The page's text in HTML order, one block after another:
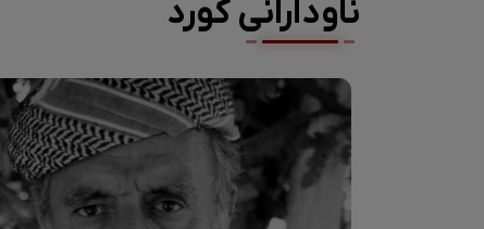
ناودارانی کورد